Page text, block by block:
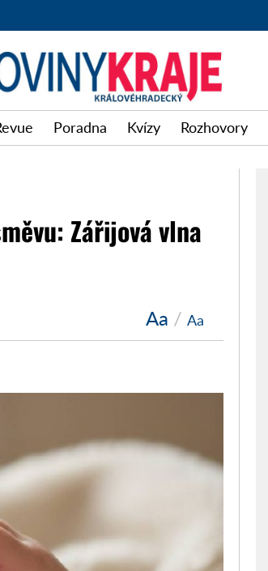
Poradna Kvízy Rozhovory
Zářijová vlna
Aa / Aa